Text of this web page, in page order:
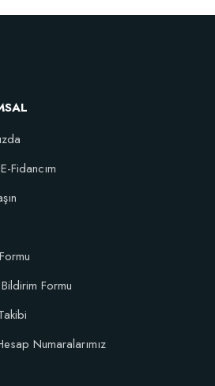
(10 fidan için)
Fidancım
Formu
Numaralarımız